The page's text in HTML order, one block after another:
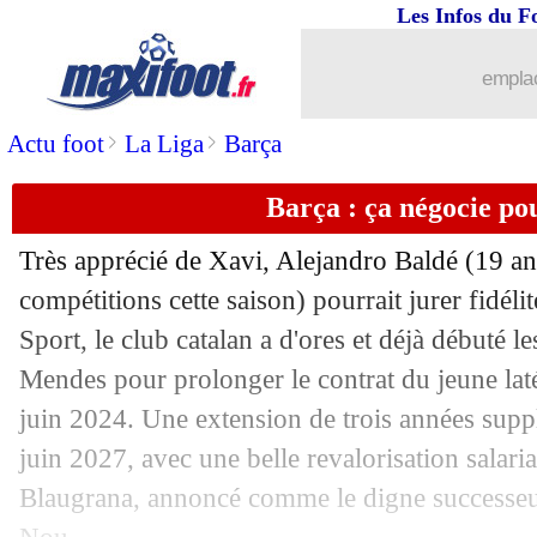
Actu foot> La Liga> Barça
Les Infos du
Barça : ça négocie
Très apprécié de Xavi, Alejandro Baldé (19
compétitions cette saison) pourrait jurer
Sport, le club catalan a d'ores et déjà débuté
Mendes pour prolonger le contrat du jeune
juin 2024. Une extension de trois années
juin 2027, avec une belle revalorisation
Blaugrana, annoncé comme le digne
Bayern : une phase de poules
07/11 Nantes: la Juve, Blas a déjà hâte
: le tirage complet des barrages
07/11 C3: une belle affiche pour Monaco
07/11 C3: tirage plutôt clément pour Rennes
07/11 : la Juve pour Nantes !
07/11 Bayern: encore Paris, Kahn en sourit
07/11 VIDEO: "pas de au revoir", Müller